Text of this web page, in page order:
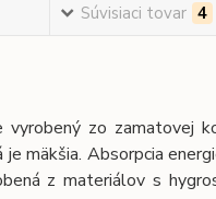
Súvisiaci tovar 4
zo zamatovej
mäkšia. Absorpcia
z materiálov s